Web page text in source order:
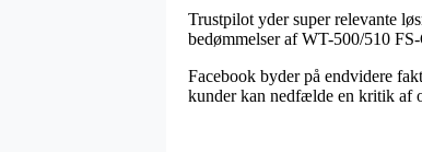
Trustpilot yder super relevante
bedømmelser af WT-500/510
Facebook byder på endvidere
kunder kan nedfælde en kritik af